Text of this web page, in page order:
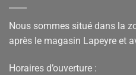
Nous sommes situé dans la
après le magasin Lapeyre et
Horaires d’ouverture :